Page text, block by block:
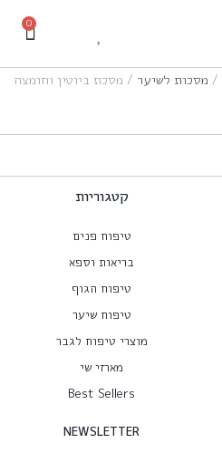
0
/ מסכות לשיער / מסכת ביוטין וחומצה
קטגוריות
טיפוח פנים
בריאות וספא
טיפוח הגוף
טיפוח שיער
מוצרי טיפוח לגבר
מארזי שי
Best Sellers
NEWSLETTER